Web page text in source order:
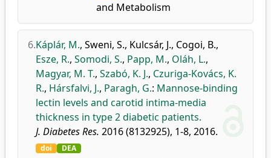
and Metabolism
6.Káplár, M., Sweni, S., Kulcsár, J., Cogoi, B.,
Esze, R., Somodi, S., Papp, M., Oláh, L.,
Magyar, M. T., Szabó, K. J., Czuriga-Kovács, K.
R., Hársfalvi, J., Paragh, G.: Mannose-binding
lectin levels and carotid intima-media
thickness in type 2 diabetic patients.
J. Diabetes Res. 2016 (8132925), 1-8, 2016.
doi DEA